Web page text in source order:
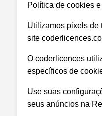
Política de cookies
Utilizamos pixels de
site
O coderlicences
específicos de
Use suas
seus anúncios na